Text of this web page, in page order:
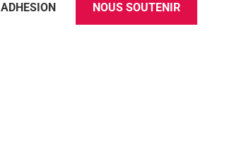
ADHESION NOUS SOUTENIR